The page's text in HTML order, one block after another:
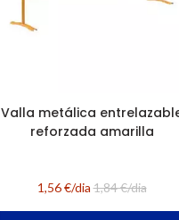
Valla metálica
reforzada amarilla
1,56 €/dia1,84 €/dia